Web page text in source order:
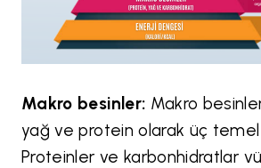
Makro besinler: Makro
yağ ve protein olarak üç temel
Proteinler ve karbonhidratlar